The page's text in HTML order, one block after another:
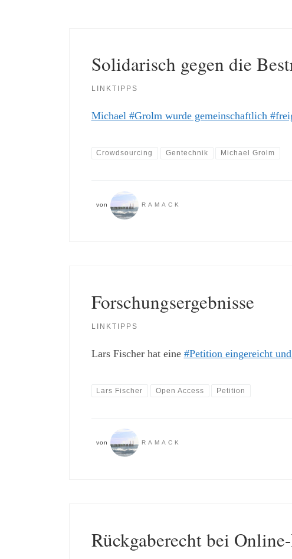
Solidarisch gegen die
LINKTIPPS
Michael #Grolm wurde gemeinschaftlich
Crowdsourcing Gentechnik Michael Grolm
von RAMACK
Forschungsergebnisse
LINKTIPPS
Lars Fischer hat eine #Petition eingereicht
Lars Fischer Open Access Petition
von RAMACK
Rückgaberecht bei